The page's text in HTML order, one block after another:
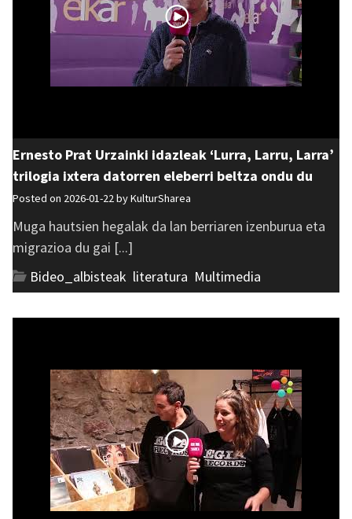
Ernesto Prat Urzainki idazleak ‘Lurra, Larru, Larra’
trilogia ixtera datorren eleberri beltza ondu du
Posted on 2026-01-22 byKulturSharea
Muga hautsien hegalak da lan berriaren izenburua eta
migrazioa du gai [...]
Bideo_albisteak literatura Multimedia